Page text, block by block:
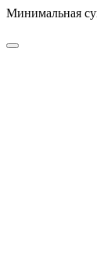
Минимальная